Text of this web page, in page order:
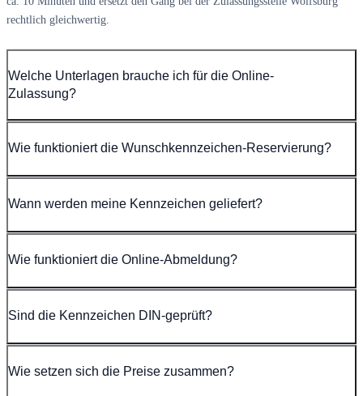
rechtlich gleichwertig.
Welche Unterlagen brauche ich für die Online-
Zulassung?
Wie funktioniert die Wunschkennzeichen-Reservierung?
Wann werden meine Kennzeichen geliefert?
Wie funktioniert die Online-Abmeldung?
Sind die Kennzeichen DIN-geprüft?
Wie setzen sich die Preise zusammen?